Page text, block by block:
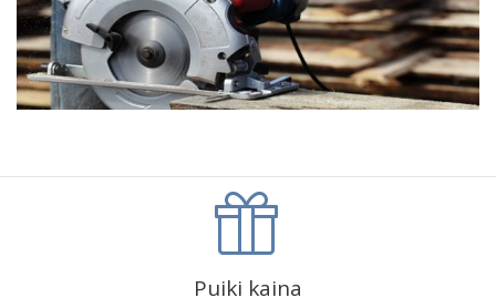
Puiki kaina